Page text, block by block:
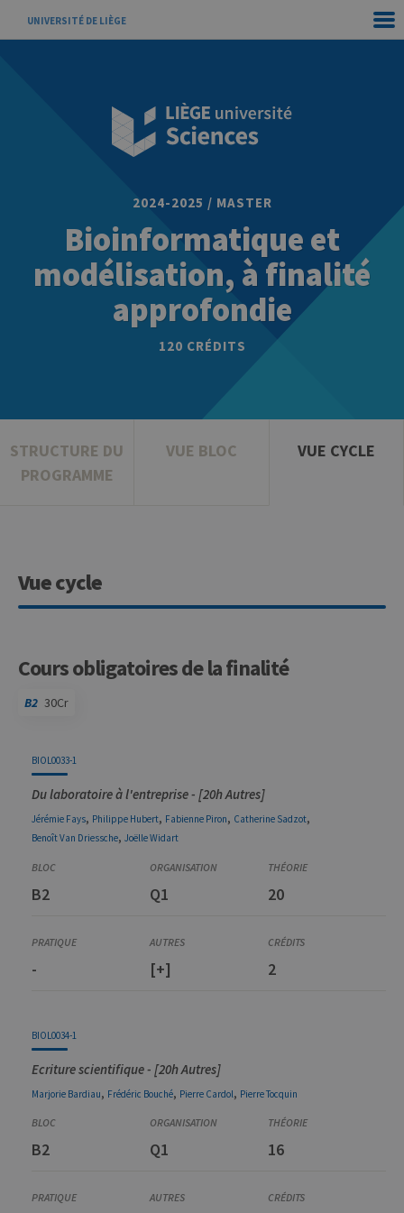
UNIVERSITÉ DE LIÈGE
2024-2025 / MASTER
Bioinformatique et
modélisation, à finalité
approfondie
120 CRÉDITS
STRUCTURE DU
PROGRAMME
VUE BLOC VUE CYCLE
Vue cycle
Cours obligatoires de la finalité
B2 30Cr
BIOL0033-1
Du laboratoire à l'entreprise - [20h Autres]
Jérémie Fays, Philippe Hubert, Fabienne Piron, Catherine Sadzot,
BenoîtVan Driessche, JoëlleWidart
B2 Q1 20
- [+] 2
BIOL0034-1
Ecriture scientifique - [20h Autres]
Marjorie Bardiau, Frédéric Bouché, Pierre Cardol, PierreTocquin
B2 Q1 16